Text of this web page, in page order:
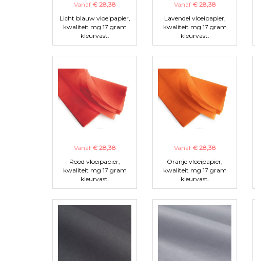
Vanaf € 28,38
Licht blauw vloeipapier,
kwaliteit mg 17 gram
kleurvast.
Vanaf € 28,38
Lavendel vloeipapier,
kwaliteit mg 17 gram
kleurvast.
Vanaf € 28,38
Rood vloeipapier,
kwaliteit mg 17 gram
kleurvast.
Vanaf € 28,38
Oranje vloeipapier,
kwaliteit mg 17 gram
kleurvast.